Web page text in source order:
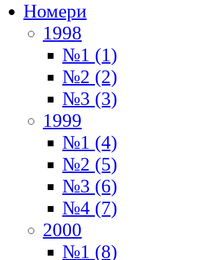
Номери
1998
№1 (1)
№2 (2)
№3 (3)
1999
№1 (4)
№2 (5)
№3 (6)
№4 (7)
2000
№1 (8)